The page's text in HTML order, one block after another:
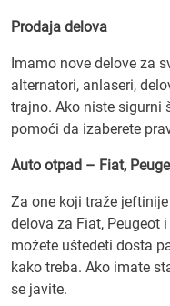
Prodaja delova
Imamo nove delove za
alternatori, anlaseri,
trajno. Ako niste sigurni
pomoći da izaberete
Auto otpad – Fiat,
Za one koji traže
delova za Fiat, Peugeot
možete uštedeti dosta
kako treba. Ako imate
se javite.